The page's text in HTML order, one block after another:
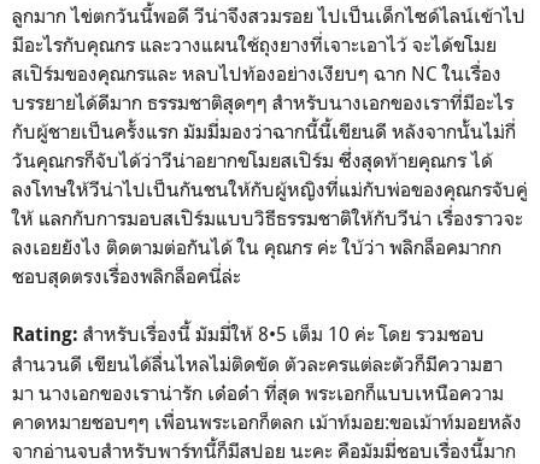
ลูกมาก ไข่ตกวันนี้พอดี วีน่าจึงสวมรอย ไปเป็นเด็กไซด์ไลน์เข้าไป
มีอะไรกับคุณกร และวางแผนใช้ถุงยางที่เจาะเอาไว้ จะได้ขโมย
สเปิร์มของคุณกรและ หลบไปท้องอย่างเงียบๆ ฉาก NC ในเรื่อง
บรรยายได้ดีมาก ธรรมชาติสุดๆๆ สำหรับนางเอกของเราที่มีอะไร
กับผู้ชายเป็นครั้งแรก มัมมี่มองว่าฉากนี้นี้เขียนดี หลังจากนั้นไม่กี่
วันคุณกรก็จับได้ว่าวีน่าอยากขโมยสเปิร์ม ซึ่งสุดท้ายคุณกร ได้
ลงโทษให้วีน่าไปเป็นกันชนให้กับผู้หญิงที่แม่กับพ่อของคุณกรจับคู่
ให้ แลกกับการมอบสเปิร์มแบบวิธีธรรมชาติให้กับวีน่า เรื่องราวจะ
ลงเอยยังไง ติดตามต่อกันได้ ใน คุณกร ค่ะ ใบ้ว่า พลิกล็อคมากก
ชอบสุดตรงเรื่องพลิกล็อคนี่ล่ะ
Rating: สำหรับเรื่องนี้ มัมมี่ให้ 8•5 เต็ม 10 ค่ะ โดย รวมชอบ
สำนวนดี เขียนได้ลื่นไหลไม่ติดขัด ตัวละครแต่ละตัวก็มีความฮา
มา นางเอกของเราน่ารัก เด๋อด๋า ที่สุด พระเอกก็แบบเหนือความ
คาดหมายชอบๆๆ เพื่อนพระเอกก็ตลก เม้าท์มอย:ขอเม้าท์มอยหลัง
จากอ่านจบสำหรับพาร์ทนี้ก็มีสปอย นะคะ คือมัมมี่ชอบเรื่องนี้มาก